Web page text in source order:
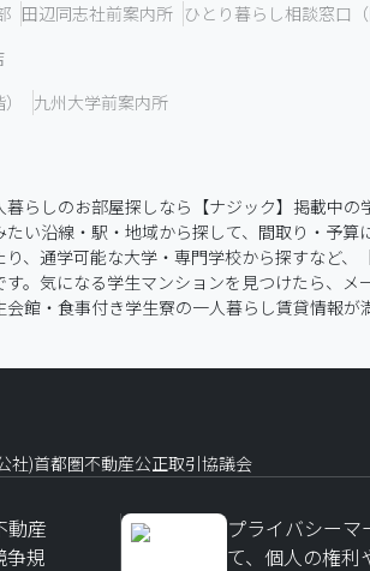
田辺同志社前案内所 ひとり暮らし相談窓口（
九州大学前案内所
らしのお部屋探しなら【ナジック】掲載中
い沿線・駅・地域から探して、間取り・予
、通学可能な大学・専門学校から探すなど
。気になる学生マンションを見つけたら、
館・食事付き学生寮の一人暮らし賃貸情報が
社)首都圏不動産公正取引協議会
動産
争規
プライバシーマ
て、個人の権